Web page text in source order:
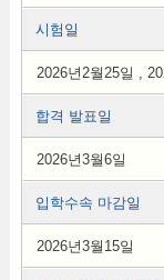
시험일
2026년2월25일 ,
합격 발표일
2026년3월6일
입학수속 마감일
2026년3월15일